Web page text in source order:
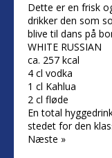
Dette er en frisk
drikker den som
blive til dans på
WHITE RUSSIAN
ca. 257 kcal
4 cl vodka
1 cl Kahlua
2 cl fløde
En total
stedet for den
Næste »